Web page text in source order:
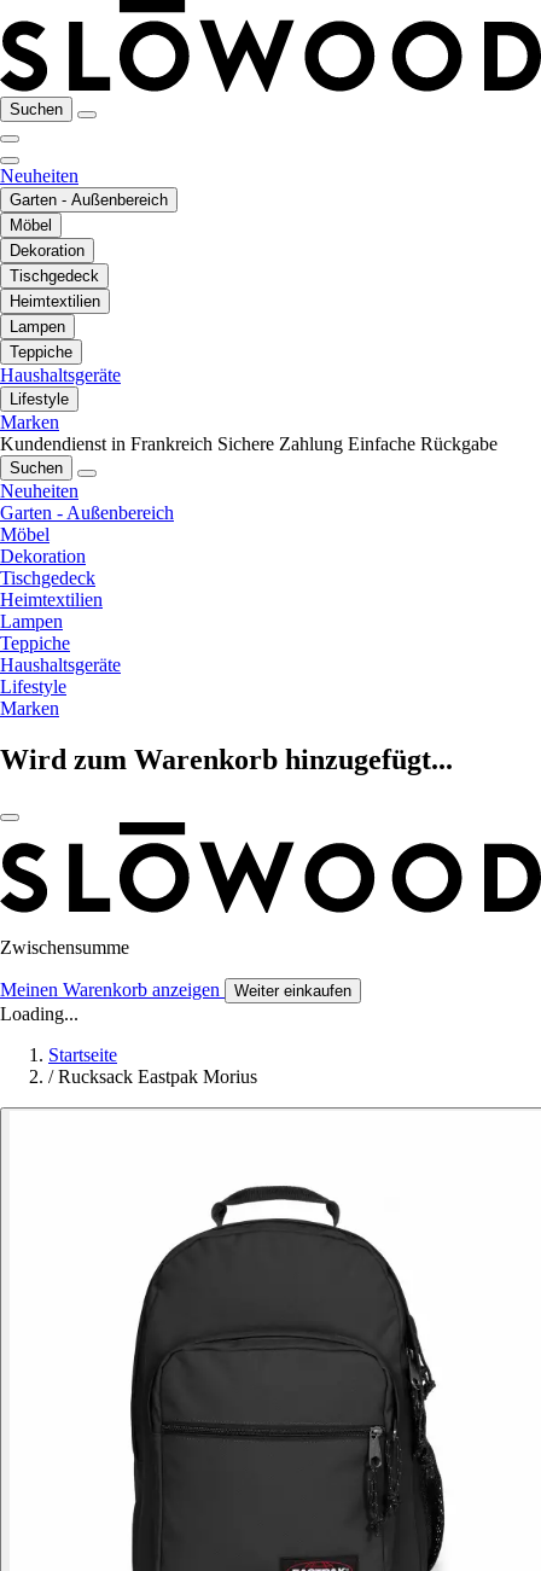
Suchen
Neuheiten
Garten - Außenbereich
Möbel
Dekoration
Tischgedeck
Heimtextilien
Lampen
Teppiche
Haushaltsgeräte
Lifestyle
Marken
Kundendienst in Frankreich Sichere Zahlung Einfache Rückgabe
Suchen
Neuheiten
Garten - Außenbereich
Möbel
Dekoration
Tischgedeck
Heimtextilien
Lampen
Teppiche
Haushaltsgeräte
Lifestyle
Marken
Wird zum Warenkorb hinzugefügt...
Zwischensumme
Meinen Warenkorb anzeigen Weiter einkaufen
Loading...
Startseite
/ Rucksack Eastpak Morius